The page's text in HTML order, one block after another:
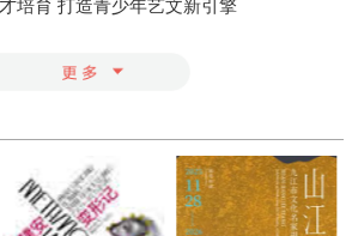
培育 打造青少年艺文新引擎